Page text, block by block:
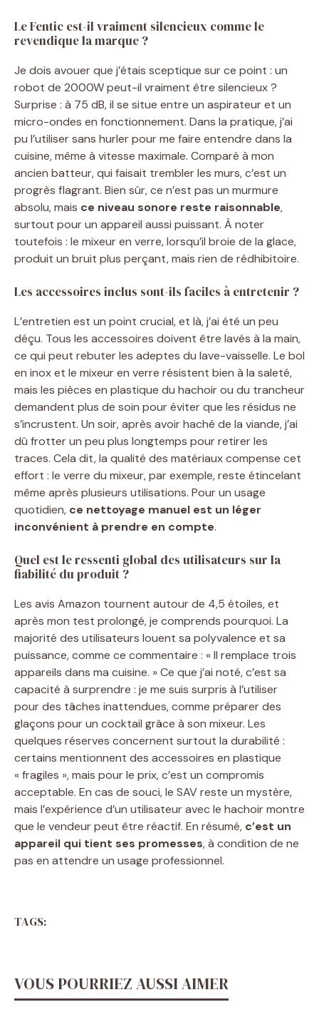
Le Fentic est-il vraiment silencieux comme le
revendique la marque ?
Je dois avouer que j’étais sceptique sur ce point : un
robot de 2000W peut-il vraiment être silencieux ?
Surprise : à 75 dB, il se situe entre un aspirateur et un
micro-ondes en fonctionnement. Dans la pratique, j’ai
pu l’utiliser sans hurler pour me faire entendre dans la
cuisine, même à vitesse maximale. Comparé à mon
ancien batteur, qui faisait trembler les murs, c’est un
progrès flagrant. Bien sûr, ce n’est pas un murmure
absolu, mais ce niveau sonore reste raisonnable,
surtout pour un appareil aussi puissant. À noter
toutefois : le mixeur en verre, lorsqu’il broie de la glace,
produit un bruit plus perçant, mais rien de rédhibitoire.
Les accessoires inclus sont-ils faciles à entretenir ?
L’entretien est un point crucial, et là, j’ai été un peu
déçu. Tous les accessoires doivent être lavés à la main,
ce qui peut rebuter les adeptes du lave-vaisselle. Le bol
en inox et le mixeur en verre résistent bien à la saleté,
mais les pièces en plastique du hachoir ou du trancheur
demandent plus de soin pour éviter que les résidus ne
s’incrustent. Un soir, après avoir haché de la viande, j’ai
dû frotter un peu plus longtemps pour retirer les
traces. Cela dit, la qualité des matériaux compense cet
effort : le verre du mixeur, par exemple, reste étincelant
même après plusieurs utilisations. Pour un usage
quotidien, ce nettoyage manuel est un léger
inconvénient à prendre en compte.
Quel est le ressenti global des utilisateurs sur la
fiabilité du produit ?
Les avis Amazon tournent autour de 4,5 étoiles, et
après mon test prolongé, je comprends pourquoi. La
majorité des utilisateurs louent sa polyvalence et sa
puissance, comme ce commentaire : « Il remplace trois
appareils dans ma cuisine. » Ce que j’ai noté, c’est sa
capacité à surprendre : je me suis surpris à l’utiliser
pour des tâches inattendues, comme préparer des
glaçons pour un cocktail grâce à son mixeur. Les
quelques réserves concernent surtout la durabilité :
certains mentionnent des accessoires en plastique
« fragiles », mais pour le prix, c’est un compromis
acceptable. En cas de souci, le SAV reste un mystère,
mais l’expérience d’un utilisateur avec le hachoir montre
que le vendeur peut être réactif. En résumé, c’est un
appareil qui tient ses promesses, à condition de ne
pas en attendre un usage professionnel.
TAGS:
VOUS POURRIEZ AUSSI AIMER